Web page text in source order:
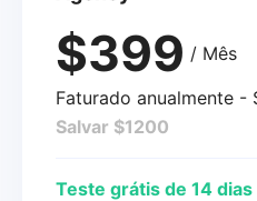
$399 / Mês
Faturado anualmente -
Salvar $1200
Teste grátis de 14 dias